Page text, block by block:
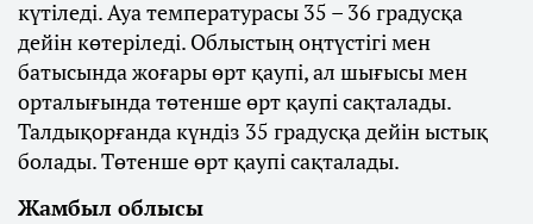
күтіледі. Ауа температурасы 35 – 36 градусқа
дейін көтеріледі. Облыстың оңтүстігі мен
батысында жоғары өрт қаупі, ал шығысы мен
орталығында төтенше өрт қаупі сақталады.
Талдықорғанда күндіз 35 градусқа дейін ыстық
болады. Төтенше өрт қаупі сақталады.
Жамбыл облысы